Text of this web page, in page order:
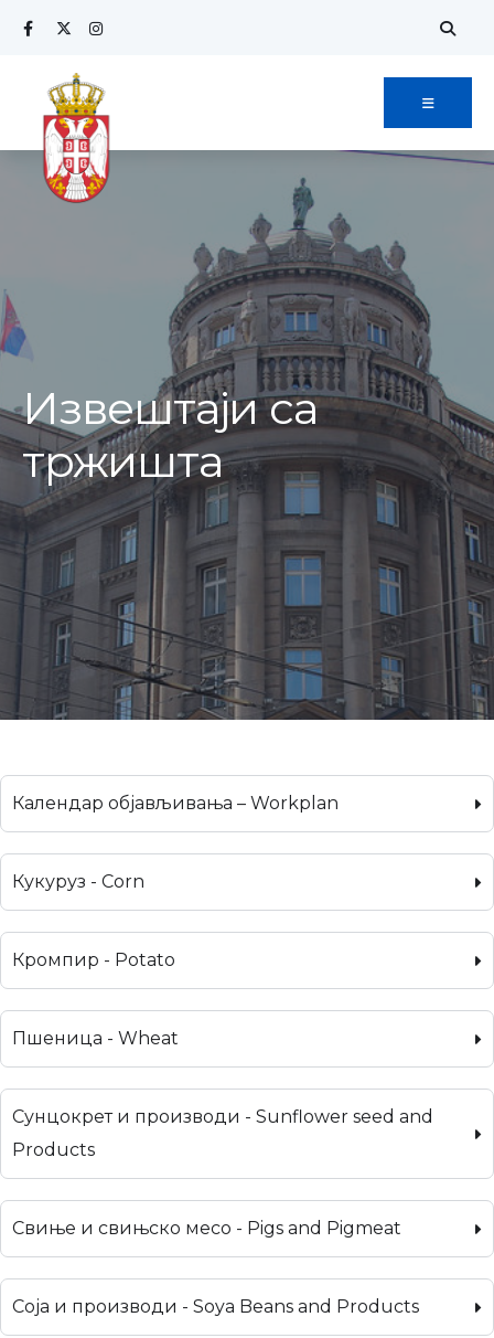
Извештаји са
тржишта
Календар објављивања – Workplan
Кукуруз - Corn
Кромпир - Potato
Пшеница - Wheat
Сунцокрет и производи - Sunflower seed and
Products
Свиње и свињско месо - Pigs and Pigmeat
Соја и производи - Soya Beans and Products